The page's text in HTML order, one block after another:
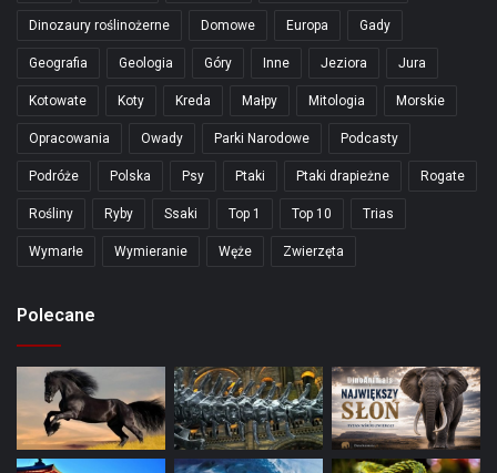
Dinozaury roślinożerne Domowe Europa Gady
Geografia Geologia Góry Inne Jeziora Jura
Kotowate Koty Kreda Małpy Mitologia Morskie
Opracowania Owady Parki Narodowe Podcasty
Podróże Polska Psy Ptaki Ptaki drapieżne Rogate
Rośliny Ryby Ssaki Top 1 Top 10 Trias
Wymarłe Wymieranie Węże Zwierzęta
Polecane